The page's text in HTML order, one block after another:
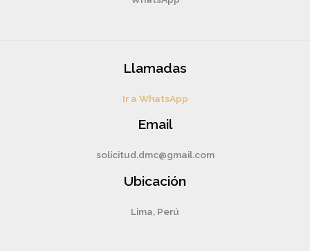
Llamadas
Ir a WhatsApp
Email
solicitud.dmc@gmail.com
Ubicación
Lima, Perú